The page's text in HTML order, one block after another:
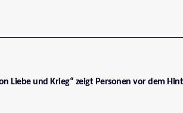
Liebe und Krieg“ zeigt Personen vor dem